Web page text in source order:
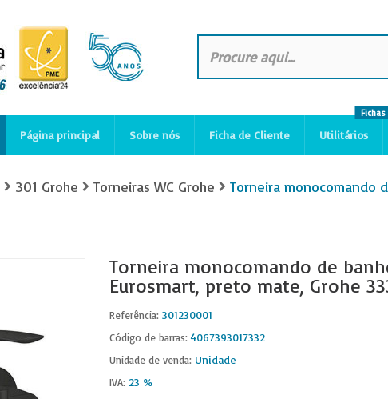
Página principal Sobre nós Ficha de Cliente Utilitários
301 Grohe Torneiras WC Grohe Torneira monocomando
Torneira monocomando de
Eurosmart, preto mate, Grohe
Referência: 301230001
Código de barras: 4067393017332
Unidade de venda: Unidade
IVA: 23 %